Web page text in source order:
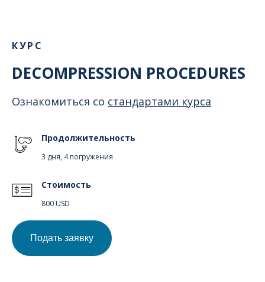
КУРС
DECOMPRESSION PROCEDURES
Ознакомиться со стандартами курса
Продолжительность
3 дня, 4 погружения
Стоимость
800 USD
Подать заявку